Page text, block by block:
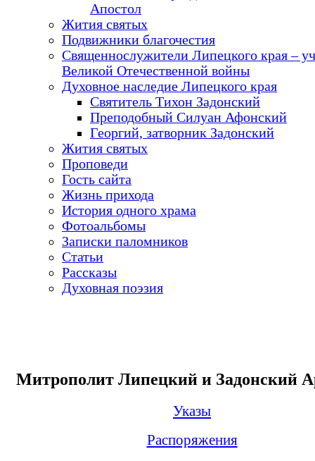
Апостол
Жития святых
Подвижники благочестия
Священнослужители Липецкого края –
Великой Отечественной войны
Духовное наследие Липецкого края
Святитель Тихон Задонский
Преподобный Силуан Афонский
Георгий, затворник Задонский
Жития святых
Проповеди
Гость сайта
Жизнь прихода
История одного храма
Фотоальбомы
Записки паломников
Статьи
Рассказы
Духовная поэзия
Митрополит Липецкий и Задонский
Указы
Распоряжения